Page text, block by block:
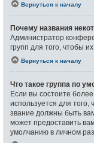
Вернуться к началу
Почему названия
Администратор
групп для того, чтобы
Вернуться к началу
Что такое группа по
Если вы состоите
используется для того,
звание должны быть
может предоставить
умолчанию в личном